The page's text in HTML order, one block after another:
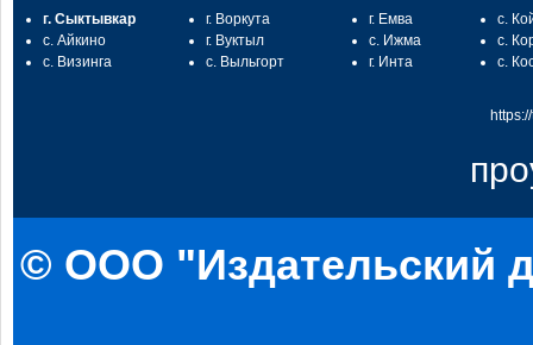
г. Сыктывкар
с. Айкино
с. Визинга
г. Воркута
г. Вуктыл
с. Выльгорт
г. Емва
с. Ижма
г. Инта
с.
с.
с.
© ООО "Издательский